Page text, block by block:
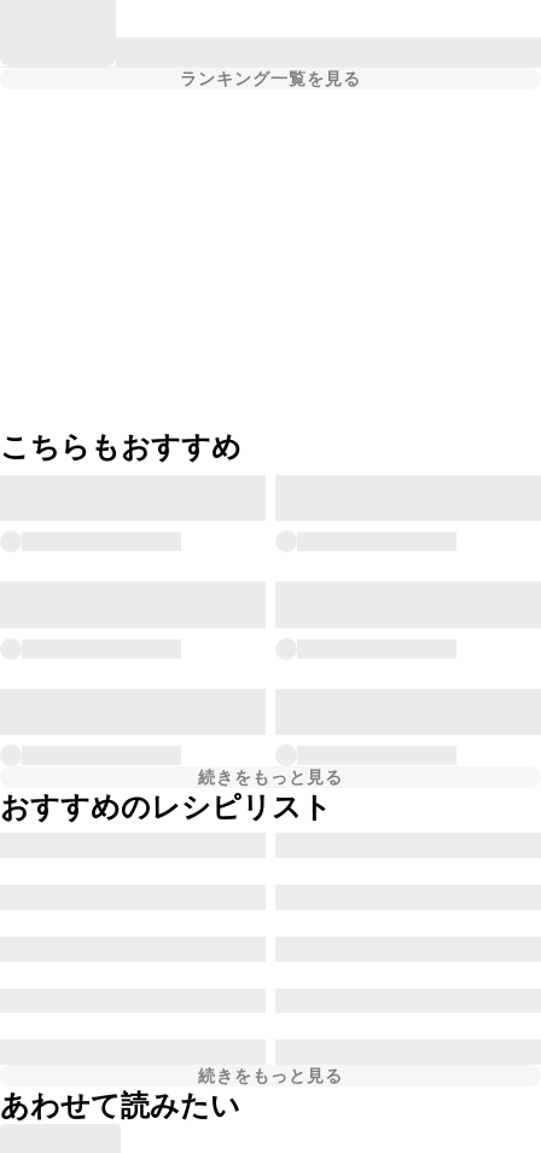
ランキング一覧を見る
こちらもおすすめ
続きをもっと見る
おすすめのレシピリスト
続きをもっと見る
あわせて読みたい